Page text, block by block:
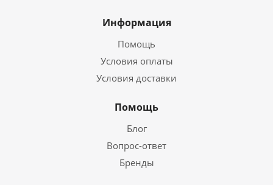
Информация
Помощь
Условия оплаты
Условия доставки
Помощь
Блог
Вопрос-ответ
Бренды